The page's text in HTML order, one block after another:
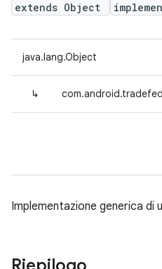
extends Object
java.lang.Object
↳
Implementazione generica di